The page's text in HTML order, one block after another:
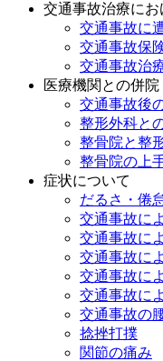
交通事故治療にお
交通事故に
交通事故保
交通事故治
医療機関との併院
交通事故後
整形外科と
整骨院と整
整骨院の上
症状について
だるさ・倦
交通事故に
交通事故に
交通事故に
交通事故に
交通事故に
交通事故の
捻挫打撲
関節の痛み